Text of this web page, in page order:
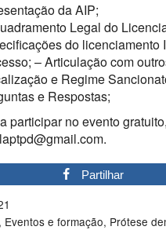
da AIP;
Legal do
do licenciamento
– Articulação com
e Regime
e Respostas;
participar no evento
Partilhar
Eventos e formação Prótese